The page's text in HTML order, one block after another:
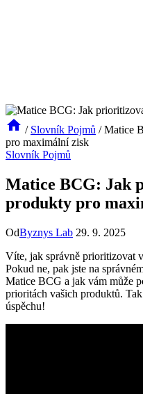
/ Slovník Pojmů / Matice
pro maximální zisk
Slovník Pojmů
Matice BCG: Jak
produkty pro
OdByznys Lab 29. 9. 2025
Víte, jak správně prioritizovat
Pokud ne, pak jste na
Matice BCG a jak vám může
prioritách vašich produktů.
úspěchu!